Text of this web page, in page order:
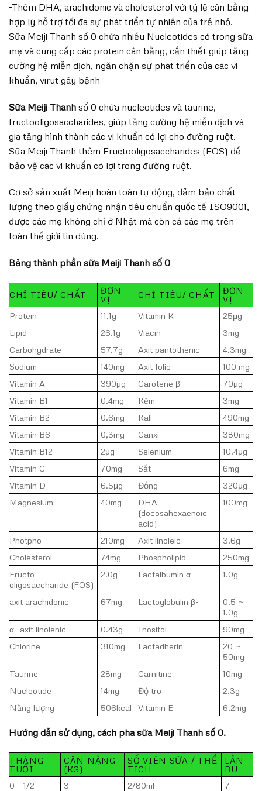
-Thêm DHA, arachidonic và cholesterol với tỷ lệ cân bằng
hợp lý hỗ trợ tối đa sự phát triển tự nhiên của trẻ nhỏ.
Sữa Meiji Thanh số 0 chứa nhiều Nucleotides có trong sữa
mẹ và cung cấp các protein cân bằng, cần thiết giúp tăng
cường hệ miễn dịch, ngăn chặn sự phát triển của các vi
khuẩn, virut gây bệnh
Sữa Meiji Thanh số 0 chứa nucleotides và taurine,
fructooligosaccharides, giúp tăng cường hệ miễn dịch và
gia tăng hình thành các vi khuẩn có lợi cho đường ruột.
Sữa Meiji Thanh thêm Fructooligosaccharides (FOS) để
bảo vệ các vi khuẩn có lợi trong đường ruột.
Cơ sở sản xuất Meiji hoàn toàn tự động, đảm bảo chất
lượng theo giấy chứng nhận tiêu chuẩn quốc tế ISO9001,
được các mẹ không chỉ ở Nhật mà còn cả các mẹ trên
toàn thế giới tin dùng.
Bảng thành phần sữa Meiji Thanh số 0
CHỈ TIÊU/ CHẤT
ĐƠN
VỊ
CHỈ TIÊU/ CHẤT
ĐƠN
VỊ
Protein
11.1g Vitamin K
25μg
Lipid
26.1g Viacin
3mg
Carbohydrate
57.7g Axit pantothenic
4.3mg
Sodium
140mg Axit folic
100 mg
Vitamin A
390μg Carotene β-
70μg
Vitamin B1
0.4mg Kẽm
3mg
Vitamin B2
0.6mg Kali
490mg
Vitamin B6
0,3mg Canxi
380mg
Vitamin B12
2μg Selenium
10.4μg
Vitamin C
70mg Sắt
6mg
Vitamin D
6.5μg Đồng
320μg
Magnesium
40mg
DHA
(docosahexaenoic
acid)
100mg
Photpho 210mg Axit linoleic
3.6g
Cholesterol
74mg Phospholipid
250mg
Fructo-
oligosaccharide (FOS)
2.0g Lactalbumin α- 1.0g
axit arachidonic 67mg Lactoglobulin β-
0.5 ~
1.0g
α- axit linolenic
0.43g Inositol
90mg
Chlorine
310mg Lactadherin
20 ~
50mg
Taurine
28mg Carnitine
10mg
Nucleotide
14mg Độ tro
2.3g
Năng lượng
506kcal Vitamin E 6.2mg
Hướng dẫn sử dụng, cách pha sữa Meiji Thanh số 0.
THÁNG
TUỔI
CÂN NẶNG
(KG)
SỐ VIÊN SỮA / THỂ
TÍCH
LẦN
BÚ
0 – 1/2
3 2/80ml
7